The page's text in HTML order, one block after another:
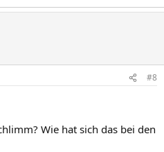
#8
Wie hat sich das bei den